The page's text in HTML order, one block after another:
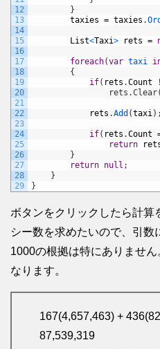
12
13
14
15
16
17
18
19
20
21
22
23
24
25
26
27
28
29
}
taxies = taxies .
List<Taxi> rets =
foreach(var taxi
{
if( rets .Count !
rets .Add (taxi) ;
if( rets .Count
return
}
return null ;
}
}
ボタンをクリックしたら計算
シー数を求めたいので、引数
1000の根拠は特にありませ
なります。
167(4,657,463) +
87,539,319